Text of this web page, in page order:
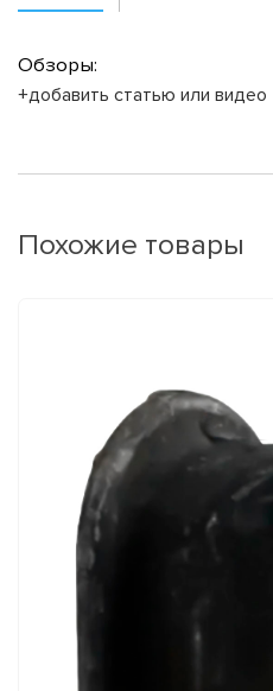
Обзоры:
+добавить статью или видео
Похожие товары